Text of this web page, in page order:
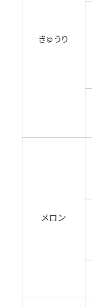
きゅうり
メロン